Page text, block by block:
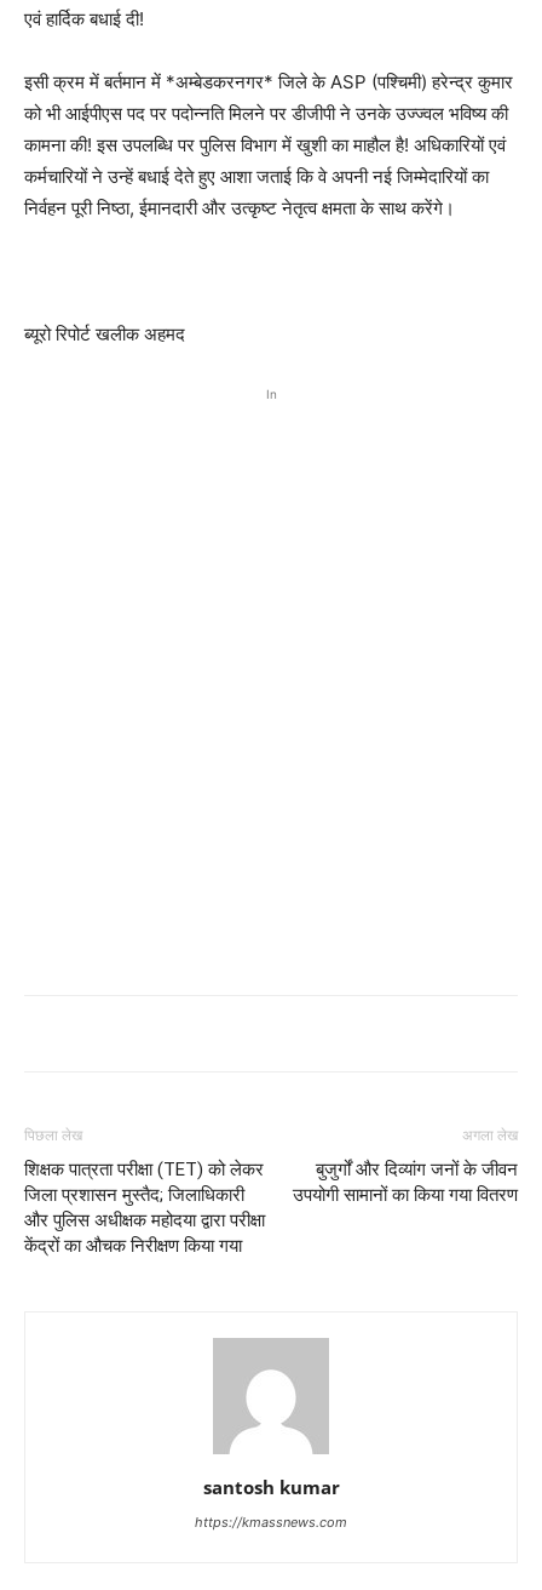
एवं हार्दिक बधाई दी!
इसी क्रम में बर्तमान में *अम्बेडकरनगर* जिले के ASP (पश्चिमी) हरेन्द्र कुमार
को भी आईपीएस पद पर पदोन्नति मिलने पर डीजीपी ने उनके उज्ज्वल भविष्य की
कामना की! इस उपलब्धि पर पुलिस विभाग में खुशी का माहौल है! अधिकारियों एवं
कर्मचारियों ने उन्हें बधाई देते हुए आशा जताई कि वे अपनी नई जिम्मेदारियों का
निर्वहन पूरी निष्ठा, ईमानदारी और उत्कृष्ट नेतृत्व क्षमता के साथ करेंगे।
ब्यूरो रिपोर्ट खलीक अहमद
In
पिछला लेख
शिक्षक पात्रता परीक्षा (TET) को लेकर
जिला प्रशासन मुस्तैद; जिलाधिकारी
और पुलिस अधीक्षक महोदया द्वारा परीक्षा
केंद्रों का औचक निरीक्षण किया गया
अगला लेख
बुजुर्गों और दिव्यांग जनों के जीवन
उपयोगी सामानों का किया गया वितरण
santosh kumar
https://kmassnews.com